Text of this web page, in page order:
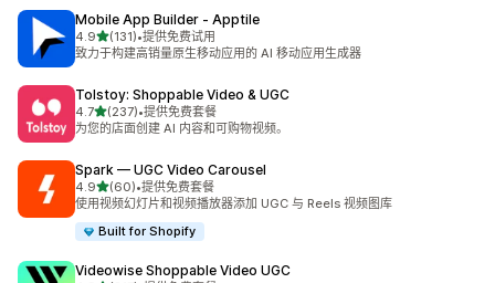
Mobile App Builder ‑ Apptile
4.9星（满分 5 星）
(131)
总共 131 条评论
•提供免费试用
致力于构建高销量原生移动应用的 AI 移动应用生成器
Tolstoy: Shoppable Video & UGC
4.7星（满分 5 星）
(237)
总共 237 条评论
•提供免费套餐
为您的店面创建 AI 内容和可购物视频。
Spark — UGC Video Carousel
4.9星（满分 5 星）
(60)
总共 60 条评论
•提供免费套餐
使用视频幻灯片和视频播放器添加 UGC 与 Reels 视频图库
Built for Shopify
Videowise Shoppable Video UGC